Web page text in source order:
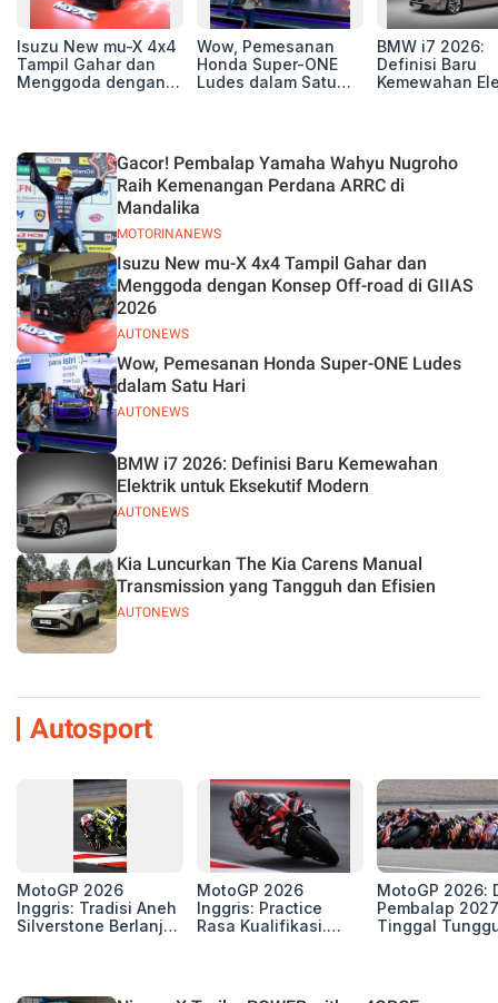
Isuzu New mu-X 4x4
Tampil Gahar dan
Menggoda dengan
Wow, Pemesanan
Honda Super-ONE
Ludes dalam Satu
BMW i7 2026:
Definisi Baru
Kemewahan
MOTORINANEWS
Gacor! Pembalap Yamaha Wahyu Nugroho
Raih Kemenangan Perdana ARRC di
Mandalika
AUTONEWS
Isuzu New mu-X 4x4 Tampil Gahar dan
Menggoda dengan Konsep Off-road di GIIAS
2026
AUTONEWS
Wow, Pemesanan Honda Super-ONE Ludes
dalam Satu Hari
AUTONEWS
BMW i7 2026: Definisi Baru Kemewahan
Elektrik untuk Eksekutif Modern
AUTONEWS
Kia Luncurkan The Kia Carens Manual
Transmission yang Tangguh dan Efisien
Autosport
MotoGP 2026
Inggris: Tradisi Aneh
Silverstone Berlanjut,
MotoGP 2026
Inggris: Practice
Rasa Kualifikasi.
Silverstone!
MotoGP 2026:
Pembalap
Tinggal